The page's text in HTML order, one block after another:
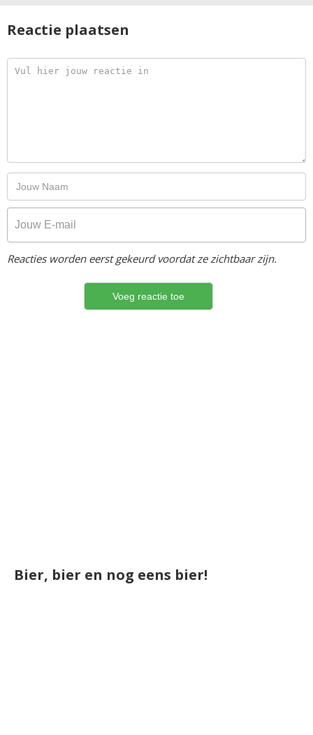
Reactie plaatsen
Reacties worden eerst gekeurd voordat ze zichtbaar zijn.
Bier, bier en nog eens bier!